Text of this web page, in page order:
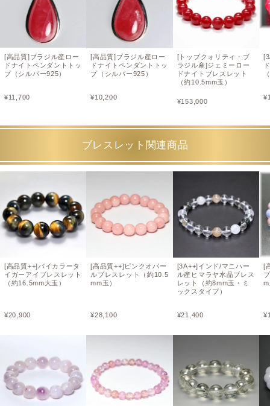
[高品質]ブラジル産ロー
ドナイトペンダントトッ
プ（シルバー925）
¥11,700
[高品質]ブラジル産ロー
ドナイトペンダントトッ
プ（シルバー925）
¥10,200
[トップクォリティ・ブ
ラジル産]ジェミーロー
ドナイトブレスレット
（約10.5mm玉）
¥153,000
¥
ブレスレット関連商品
[高品質++]バイカラータ
イガーアイブレスレット
（約16.5mm大玉）
¥20,900
[高品質++]ピンクオパー
ルブレスレット（約10.5
mm玉）
¥28,100
[3A++]インド/マニハー
ル産ヒマラヤ水晶ブレス
レット（約8mm玉・ミ
ックスタイプ）
¥21,400
[
¥